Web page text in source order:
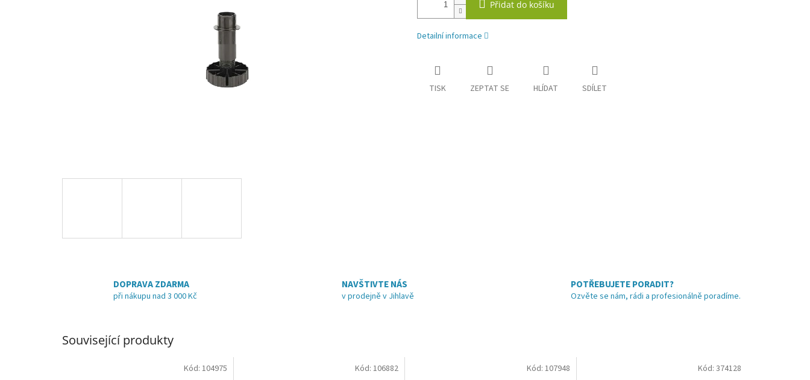
Přidat do košíku
Detailní informace
TISK ZEPTAT SE HLÍDAT SDÍLET
DOPRAVA ZDARMA
při nákupu nad 3 000 Kč
NAVŠTIVTE NÁS
v prodejně v Jihlavě
POTŘEBUJETE PORADIT?
Ozvěte se nám, rádi a profesionálně poradíme.
Související produkty
Kód: 104975 Kód: 106882 Kód: 107948 Kód: 374128